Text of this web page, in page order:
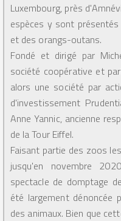
Luxembourg, près
espèces y sont
et des orangs-outans.
Fondé et dirigé par
société coopérative et
alors une société par
d'investissement
Anne Yannic, ancienne
de la Tour Eiffel.
Faisant partie des zoos
jusqu'en novembre
spectacle de domptage
été largement dénoncée
des animaux. Bien que